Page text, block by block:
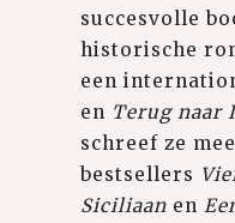
succesvolle
historische
een
en Terug naar
schreef ze
bestsellers
Siciliaan en